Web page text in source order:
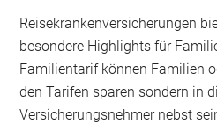
Reisekrankenversicherungen
besondere Highlights für
Familientarif können Familien
den Tarifen sparen sondern in
Versicherungsnehmer nebst